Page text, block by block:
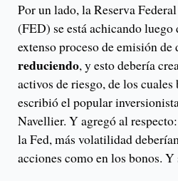
Por un lado, la Reserva
(FED) se está achicando luego
extenso proceso de emisión de
reduciendo, y esto debería
activos de riesgo, de los
escribió el popular
Navellier. Y agregó al
la Fed, más volatilidad
acciones como en los bonos.